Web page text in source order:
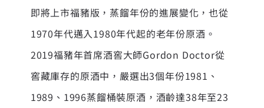
即將上市福豬版，蒸餾年份的進展變化，也從
1970年代邁入1980年代起的老年份原酒。
2019福豬年首席酒窖大師Gordon Doctor從
窖藏庫存的原酒中，嚴選出3個年份1981、
1989、1996蒸餾桶裝原酒，酒齡達38年至23